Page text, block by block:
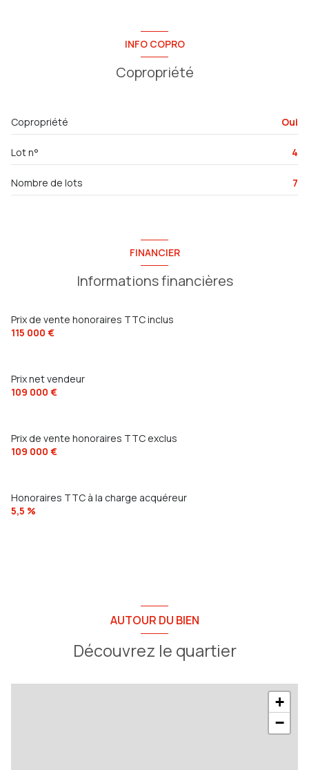
INFO COPRO
Copropriété
Copropriété Oui
Lot n° 4
Nombre de lots 7
FINANCIER
Informations financières
Prix de vente honoraires TTC inclus
115 000 €
Prix net vendeur
109 000 €
Prix de vente honoraires TTC exclus
109 000 €
Honoraires TTC à la charge acquéreur
5,5 %
AUTOUR DU BIEN
Découvrez le quartier
+
−